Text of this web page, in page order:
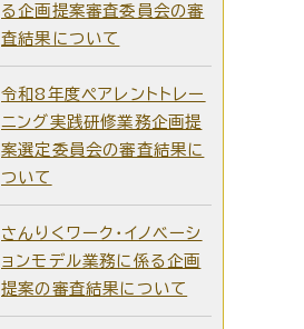
る企画提案審査委員会の審
査結果について
令和8年度ペアレントトレー
ニング実践研修業務企画提
案選定委員会の審査結果に
ついて
さんりくワーク・イノベーシ
ョンモデル業務に係る企画
提案の審査結果について